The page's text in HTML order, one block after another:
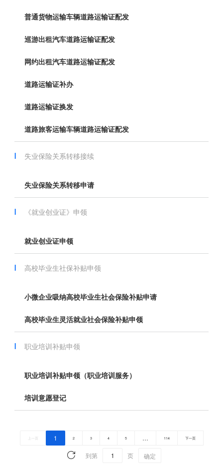
普通货物运输车辆道路运输证配发
巡游出租汽车道路运输证配发
网约出租汽车道路运输证配发
道路运输证补办
道路运输证换发
道路旅客运输车辆道路运输证配发
失业保险关系转移接续
失业保险关系转移申请
《就业创业证》申领
就业创业证申领
高校毕业生社保补贴申领
小微企业吸纳高校毕业生社会保险补贴申请
高校毕业生灵活就业社会保险补贴申领
职业培训补贴申领
职业培训补贴申领（职业培训服务）
培训意愿登记
上一页 1 2 3 4 5 … 114 下一页
到第 页 确定